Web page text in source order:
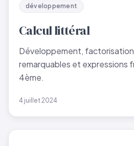
développement
Calcul littéral
Développement,
remarquables et expressions
4ème.
4 juillet 2024